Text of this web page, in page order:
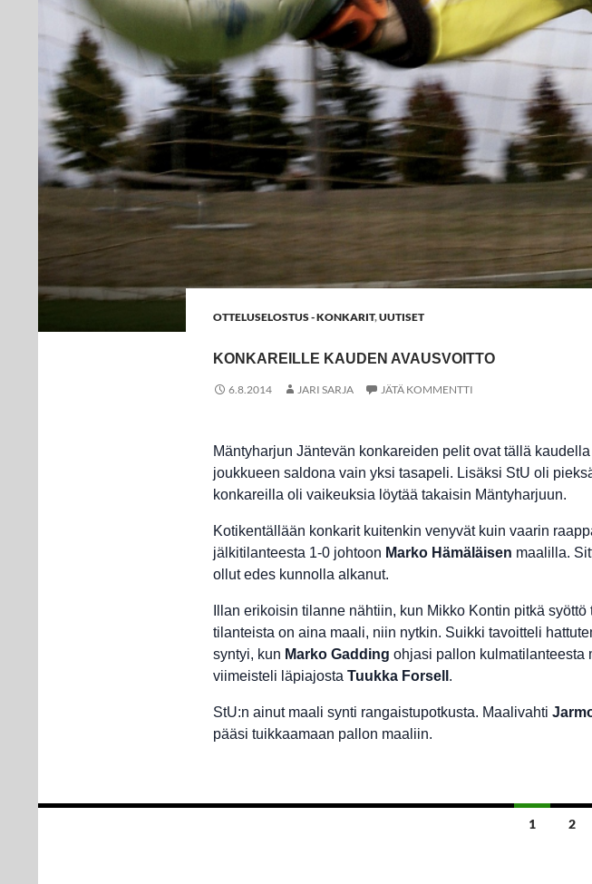
OTTELUSELOSTUS - KONKARIT,UUTISET
KONKAREILLE KAUDEN AVAUSVOITTO
6.8.2014 JARI SARJA JÄTÄ KOMMENTTI
Mäntyharjun Jäntevän konkareiden pelit ovat tällä
joukkueen saldona vain yksi tasapeli. Lisäksi StU oli
konkareilla oli vaikeuksia löytää takaisin Mäntyharjuun.
Kotikentällään konkarit kuitenkin venyvät kuin vaarin
jälkitilanteesta 1-0 johtoon Marko Hämäläisen maalilla.
ollut edes kunnolla alkanut.
Illan erikoisin tilanne nähtiin, kun Mikko Kontin pitkä
tilanteista on aina maali, niin nytkin. Suikki tavoitteli
syntyi, kun Marko Gadding ohjasi pallon kulmatilanteesta
viimeisteli läpiajosta Tuukka Forsell .
StU:n ainut maali synti rangaistupotkusta. Maalivahti
pääsi tuikkaamaan pallon maaliin.
1 2